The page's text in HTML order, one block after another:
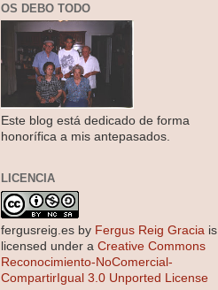
OS DEBO TODO
Este blog está dedicado de forma
honorífica a mis antepasados.
LICENCIA
fergusreig.es by Fergus Reig Gracia is
licensed under a Creative Commons
Reconocimiento-NoComercial-
CompartirIgual 3.0 Unported License